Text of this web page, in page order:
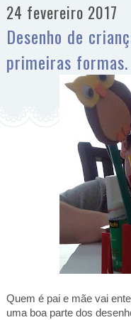
24 fevereiro 2017
Desenho de
primeiras formas.
Quem é pai e mãe vai
uma boa parte dos